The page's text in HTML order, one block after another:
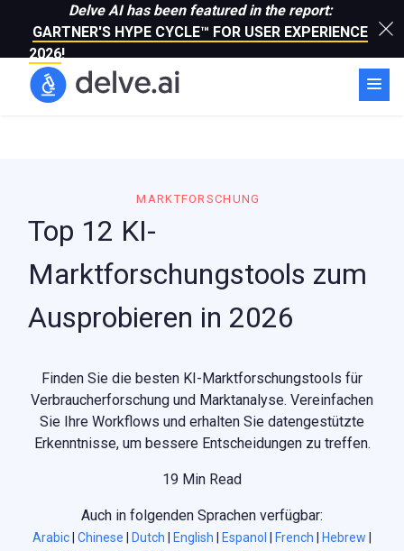
Delve AI has been featured in the report:
GARTNER'S HYPE CYCLE™ FOR USER EXPERIENCE
2026!
MARKTFORSCHUNG
Top 12 KI-
Marktforschungstools zum
Ausprobieren in 2026
Finden Sie die besten KI-Marktforschungstools für
Verbraucherforschung und Marktanalyse. Vereinfachen
Sie Ihre Workflows und erhalten Sie datengestützte
Erkenntnisse, um bessere Entscheidungen zu treffen.
19 Min Read
Auch in folgenden Sprachen verfügbar:
Arabic Chinese Dutch English Espanol French Hebrew